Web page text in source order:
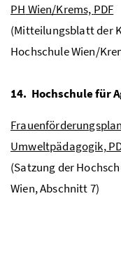
PH Wien/Krems, PDF
(Mitteilungsblatt der
Hochschule Wien/
14. Hochschule für
Umweltpädagogik,
(Satzung der
Wien, Abschnitt 7)